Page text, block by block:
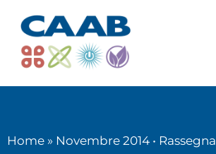
Home » Novembre 2014 •